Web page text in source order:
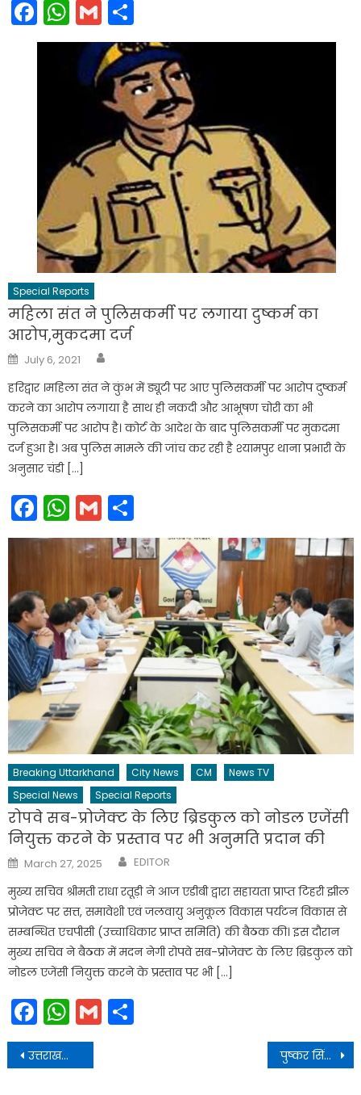
Facebook
WhatsApp
Gmail
Special Reports
महिला संत ने पुलिसकर्मी पर लगाया दुष्कर्म का
आरोप,मुकदमा दर्ज
Posted
on
July 6, 2021
हरिद्वार ।महिला संत ने कुंभ में ड्यूटी पर आए पुलिसकर्मी पर आरोप दुष्कर्म
करने का आरोप लगाया है साथ ही नकदी और आभूषण चोरी का भी
पुलिसकर्मी पर आरोप है। कोर्ट के आदेश के बाद पुलिसकर्मी पर मुकदमा
दर्ज हुआ है। अब पुलिस मामले की जांच कर रही है श्यामपुर थाना प्रभारी के
अनुसार चंडी […]
Facebook
WhatsApp
Gmail
Breaking Uttarkhand City News CM
News TV
Special News
Special Reports
रोपवे सब-प्रोजेक्ट के लिए ब्रिडकुल को नोडल एजेंसी
नियुक्त करने के प्रस्ताव पर भी अनुमति प्रदान की
Posted
on
March 27, 2025 Author
EDITOR
मुख्य सचिव श्रीमती राधा रतूड़ी ने आज एडीबी द्वारा सहायता प्राप्त टिहरी झील
प्रोजेक्ट पर सत्त, समावेशी एवं जलवायु अनुकूल विकास पर्यटन विकास से
सम्बन्धित एचपीसी (उच्चाधिकार प्राप्त समिति) की बैठक की। इस दौरान
मुख्य सचिव ने बैठक में मदन नेगी रोपवे सब-प्रोजेक्ट के लिए ब्रिडकुल को
नोडल एजेंसी नियुक्त करने के प्रस्ताव पर भी […]
Facebook
WhatsApp
Gmail
Post
navigation
उत्तराखण्ड वर्दीधारी सिपाही पदों पर सीधी भर्ती की चयन प्रक्रिया नियमावली, 2025 का प्रख्यापन किया पुष्कर सिंह धामी, केन्द्रीय राज्य मंत्री अजय टम्टा तथा राज्य के सांसदों सहित वरिष्ठ अधिकारियों के साथ विचार-विमर्श किया